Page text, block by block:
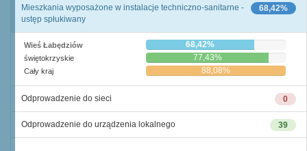
68,42%
Mieszkania wyposażone w instalacje techniczno-sanitarne -
ustęp spłukiwany
Wieś Łabędziów 68,42%
świętokrzyskie 77,43%
Cały kraj 88,08%
0
Odprowadzenie do sieci
39
Odprowadzenie do urządzenia lokalnego